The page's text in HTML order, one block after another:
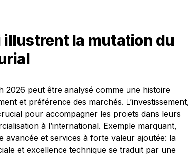
illustrent la mutation du
2026 peut être analysé comme une histoire
et préférence des marchés. L’investissement,
pour accompagner les projets dans leurs
à l’international. Exemple marquant,
avancée et services à forte valeur ajoutée: la
et excellence technique se traduit par une